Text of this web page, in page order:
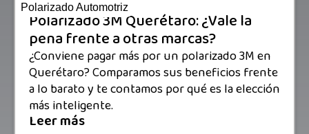
Polarizado Automotriz
Polarizado 3M Querétaro: ¿Vale la
pena frente a otras marcas?
¿Conviene pagar más por un polarizado 3M en
Querétaro? Comparamos sus beneficios frente
a lo barato y te contamos por qué es la elección
más inteligente.
Leer más